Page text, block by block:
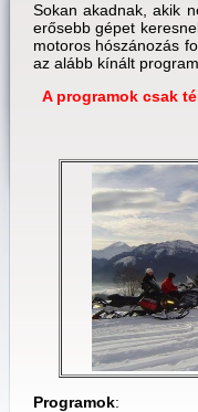
Sokan akadnak, akik
erősebb gépet
motoros hószánozás
az alább kínált
A programok csak
Programok: